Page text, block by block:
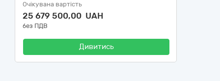
Очікувана вартість
25 679 500,00 UAH
без ПДВ
Дивитись